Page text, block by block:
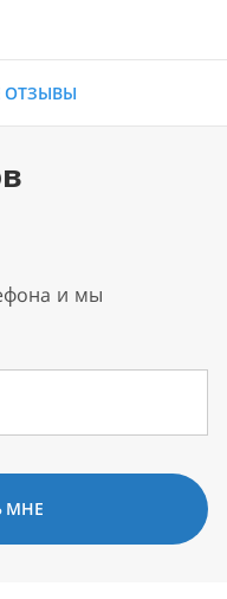
ОТЗЫВЫ
и мы
МНЕ